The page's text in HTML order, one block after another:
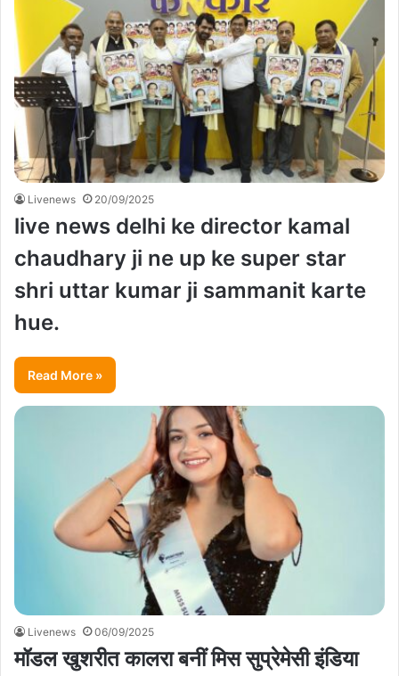
Livenews 20/09/2025
live news delhi ke director kamal
chaudhary ji ne up ke super star
shri uttar kumar ji sammanit karte
hue.
Read More »
Livenews 06/09/2025
मॉडल खुशरीत कालरा बनीं मिस सुप्रेमेसी इंडिया